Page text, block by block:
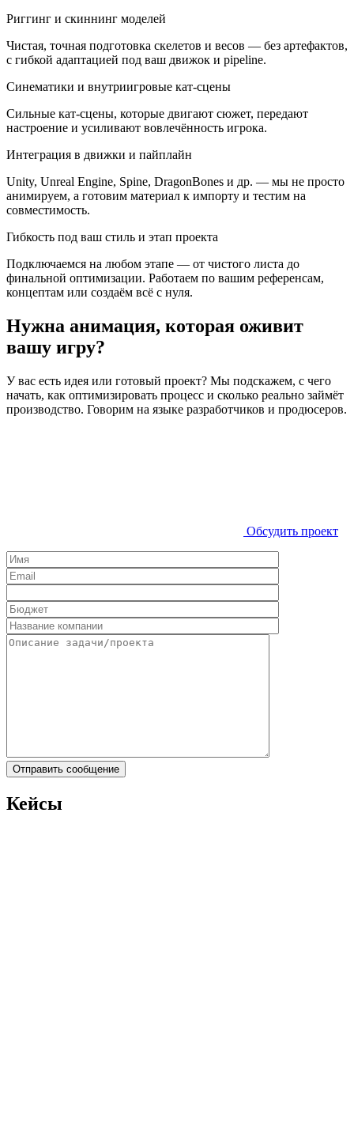
Риггинг и скиннинг моделей
Чистая, точная подготовка скелетов и весов — без артефактов,
с гибкой адаптацией под ваш движок и pipeline.
Синематики и внутриигровые кат-сцены
Сильные кат-сцены, которые двигают сюжет, передают
настроение и усиливают вовлечённость игрока.
Интеграция в движки и пайплайн
Unity, Unreal Engine, Spine, DragonBones и др. — мы не просто
анимируем, а готовим материал к импорту и тестим на
совместимость.
Гибкость под ваш стиль и этап проекта
Подключаемся на любом этапе — от чистого листа до
финальной оптимизации. Работаем по вашим референсам,
концептам или создаём всё с нуля.
Нужна анимация, которая оживит
вашу игру?
У вас есть идея или готовый проект? Мы подскажем, с чего
начать, как оптимизировать процесс и сколько реально займёт
производство. Говорим на языке разработчиков и продюсеров.
Обсудить проект
Кейсы